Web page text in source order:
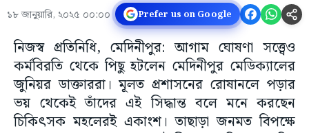
১৮ জানুয়ারি, ২০২৫ ০০:০০ Prefer us on Google
নিজস্ব প্রতিনিধি, মেদিনীপুর: আগাম ঘোষণা সত্ত্বেও
কর্মবিরতি থেকে পিছু হটলেন মেদিনীপুর মেডিক্যালের
জুনিয়র ডাক্তাররা। মূলত প্রশাসনের রোষানলে পড়ার
ভয় থেকেই তাঁদের এই সিদ্ধান্ত বলে মনে করছেন
চিকিৎসক মহলেরই একাংশ। তাছাড়া জনমত বিপক্ষে